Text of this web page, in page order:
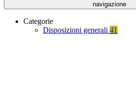
navigazione
Categorie
Disposizioni generali 41